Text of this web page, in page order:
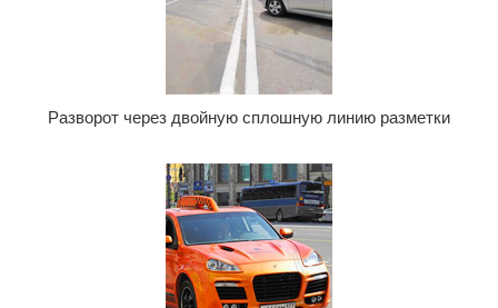
Разворот через двойную сплошную линию разметки